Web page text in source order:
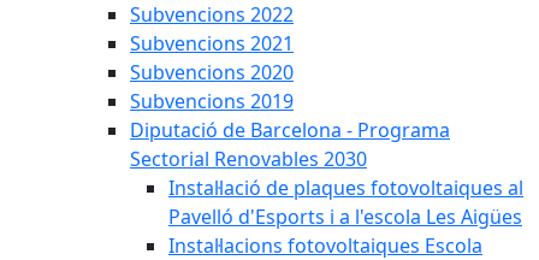
Subvencions 2022
Subvencions 2021
Subvencions 2020
Subvencions 2019
Diputació de Barcelona - Programa
Sectorial Renovables 2030
Instal·lació de plaques fotovoltaiques al
Pavelló d'Esports i a l'escola Les Aigües
Instal·lacions fotovoltaiques Escola